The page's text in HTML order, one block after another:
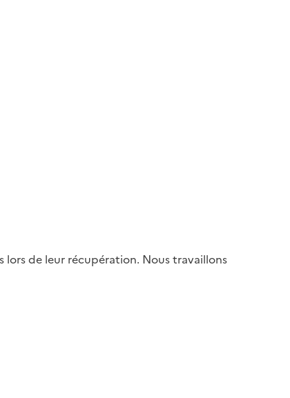
de leur récupération. Nous travaillons